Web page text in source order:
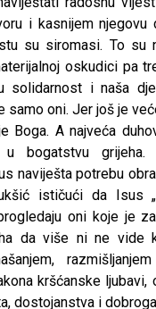
i kasnijem njegovu
su siromasi. To su
oskudici pa
solidarnost i naša
samo oni. Jer još je
Boga. A najveća
bogatstvu grijeha.
naviješta potrebu
ističući da Isus
oni koje je
da više ni ne vide
kršćanske ljubavi,
dostojanstva i dobroga